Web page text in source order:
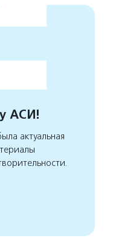
АСИ!
актуальная